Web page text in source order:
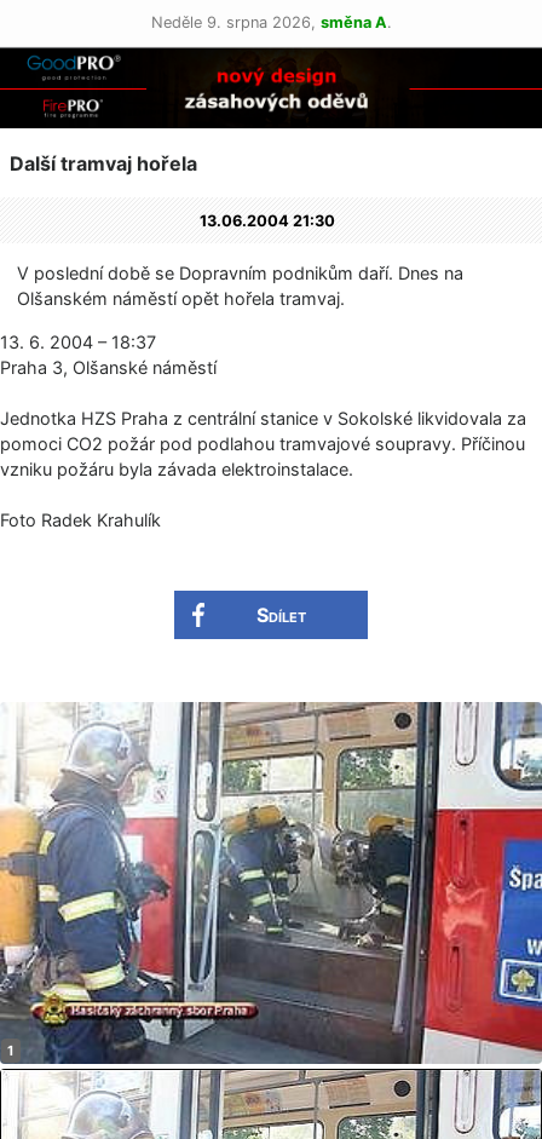
Neděle 9. srpna 2026, směna A.
Další tramvaj hořela
13.06.2004 21:30
V poslední době se Dopravním podnikům daří. Dnes na
Olšanském náměstí opět hořela tramvaj.
13. 6. 2004 – 18:37
Praha 3, Olšanské náměstí
Jednotka HZS Praha z centrální stanice v Sokolské likvidovala za
pomoci CO2 požár pod podlahou tramvajové soupravy. Příčinou
vzniku požáru byla závada elektroinstalace.
Foto Radek Krahulík
Sdílet